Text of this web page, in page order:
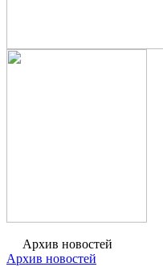
Архив новостей
Архив новостей